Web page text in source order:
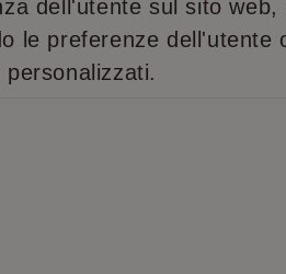
dell'utente sul sito web,
le preferenze dell'utente
personalizzati.